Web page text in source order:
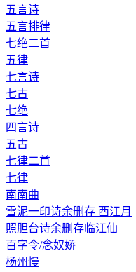
五言诗
五言排律
七绝二首
五律
七言诗
七古
七绝
四言诗
五古
七律二首
七律
南南曲
雪泥一印诗余删存 西江月
照胆台诗余删存临江仙
百字令/念奴娇
杨州慢